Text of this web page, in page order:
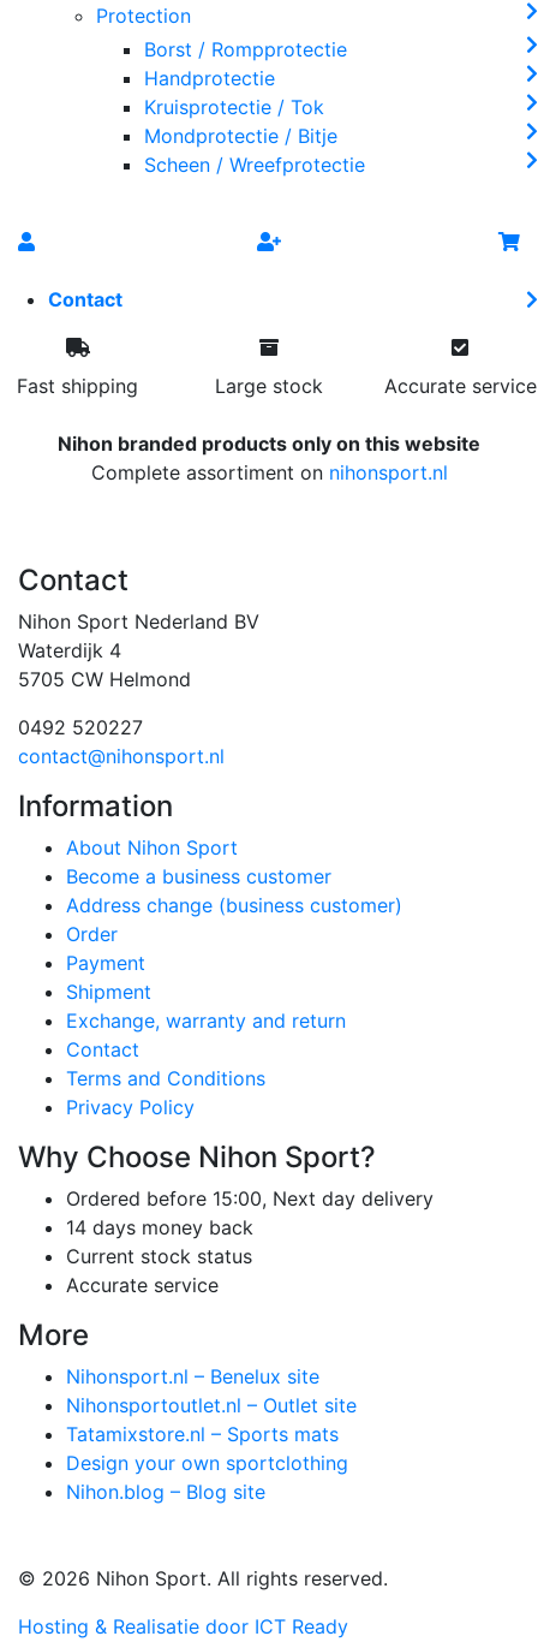
Protection
Borst / Rompprotectie
Handprotectie
Kruisprotectie / Tok
Mondprotectie / Bitje
Scheen / Wreefprotectie
Contact
Fast shipping Large stock Accurate service
Nihon branded products only on this website
Complete assortiment on nihonsport.nl
Contact
Nihon Sport Nederland BV
Waterdijk 4
5705 CW Helmond
0492 520227
contact@nihonsport.nl
Information
About Nihon Sport
Become a business customer
Address change (business customer)
Order
Payment
Shipment
Exchange, warranty and return
Contact
Terms and Conditions
Privacy Policy
Why Choose Nihon Sport?
Ordered before 15:00, Next day delivery
14 days money back
Current stock status
Accurate service
More
Nihonsport.nl – Benelux site
Nihonsportoutlet.nl – Outlet site
Tatamixstore.nl – Sports mats
Design your own sportclothing
Nihon.blog – Blog site
© 2026 Nihon Sport. All rights reserved.
Hosting & Realisatie door ICT Ready